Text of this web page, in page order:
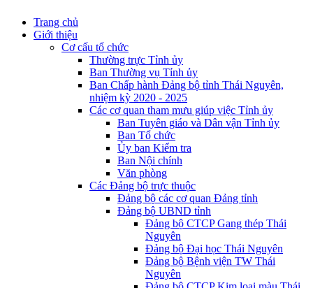
Trang chủ
Giới thiệu
Cơ cấu tổ chức
Thường trực Tỉnh ủy
Ban Thường vụ Tỉnh ủy
Ban Chấp hành Đảng bộ tỉnh Thái Nguyên,
nhiệm kỳ 2020 - 2025
Các cơ quan tham mưu giúp việc Tỉnh ủy
Ban Tuyên giáo và Dân vận Tỉnh ủy
Ban Tổ chức
Ủy ban Kiểm tra
Ban Nội chính
Văn phòng
Các Đảng bộ trực thuộc
Đảng bộ các cơ quan Đảng tỉnh
Đảng bộ UBND tỉnh
Đảng bộ CTCP Gang thép Thái
Nguyên
Đảng bộ Đại học Thái Nguyên
Đảng bộ Bệnh viện TW Thái
Nguyên